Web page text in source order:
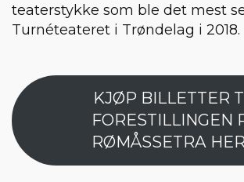
teaterstykke som ble det mest
Turnéteateret i Trøndelag i 2018.
KJØP BILLETTER
FORESTILLINGEN
RØMÅSSETRA HER